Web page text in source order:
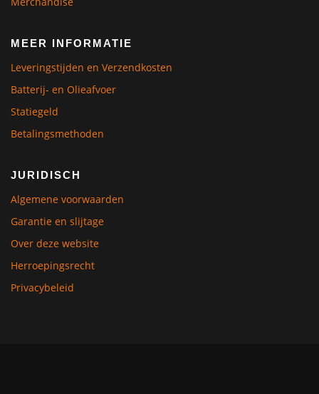
MEER INFORMATIE
Leveringstijden en Verzendkosten
Batterij- en Olieafvoer
Statiegeld
Betalingsmethoden
JURIDISCH
Algemene voorwaarden
Garantie en slijtage
Over deze website
Herroepingsrecht
Privacybeleid